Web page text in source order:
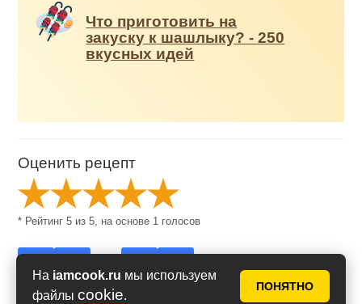
На iamcook.ru мы используем
файлы cookie.
ПОНЯТНО
Что приготовить на
закуску к шашлыку? - 250
вкусных идей
Оценить рецепт
* Рейтинг5 из5 , на основе 1 голосов